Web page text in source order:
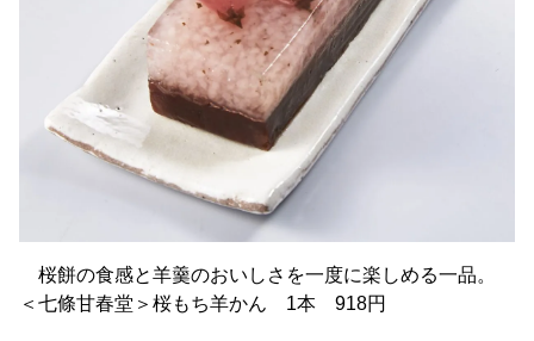
桜餅の食感と羊羹のおいしさを一度に楽しめる一品。
＜七條甘春堂＞桜もち羊かん 1本 918円